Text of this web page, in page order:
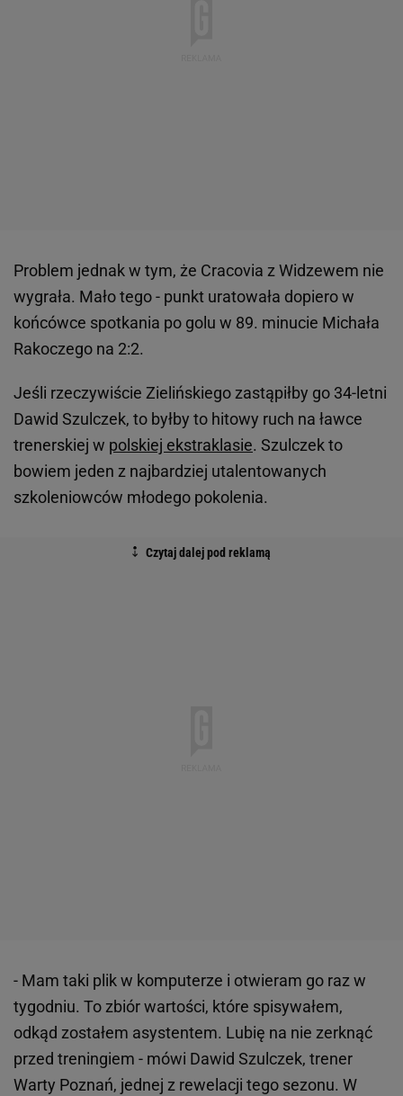
Problem jednak w tym, że Cracovia z Widzewem nie
wygrała. Mało tego - punkt uratowała dopiero w
końcówce spotkania po golu w 89. minucie Michała
Rakoczego na 2:2.
Jeśli rzeczywiście Zielińskiego zastąpiłby go 34-letni
Dawid Szulczek, to byłby to hitowy ruch na ławce
trenerskiej w polskiej ekstraklasie. Szulczek to
bowiem jeden z najbardziej utalentowanych
szkoleniowców młodego pokolenia.
- Mam taki plik w komputerze i otwieram go raz w
tygodniu. To zbiór wartości, które spisywałem,
odkąd zostałem asystentem. Lubię na nie zerknąć
przed treningiem - mówi Dawid Szulczek, trener
Warty Poznań, jednej z rewelacji tego sezonu. W